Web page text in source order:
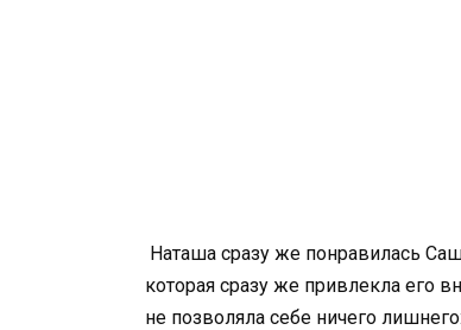
Наташа сразу же понравилась
которая сразу же привлекла его
не позволяла себе ничего